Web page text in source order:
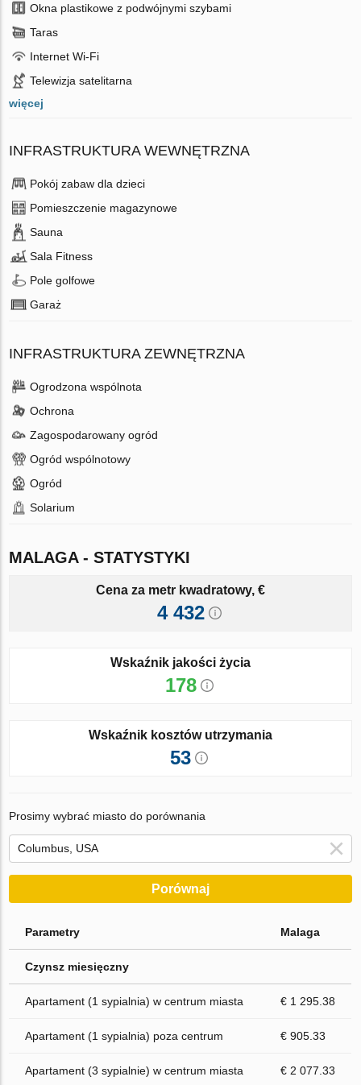
Okna plastikowe z podwójnymi szybami
Taras
Internet Wi-Fi
Telewizja satelitarna
więcej
INFRASTRUKTURA WEWNĘTRZNA
Pokój zabaw dla dzieci
Pomieszczenie magazynowe
Sauna
Sala Fitness
Pole golfowe
Garaż
INFRASTRUKTURA ZEWNĘTRZNA
Ogrodzona wspólnota
Ochrona
Zagospodarowany ogród
Ogród wspólnotowy
Ogród
Solarium
MALAGA - STATYSTYKI
Cena za metr kwadratowy, €
4 432
Wskaźnik jakości życia
178
Wskaźnik kosztów utrzymania
53
Prosimy wybrać miasto do porównania
Porównaj
Parametry Malaga
Czynsz miesięczny
Apartament (1 sypialnia) w centrum miasta € 1 295.38
Apartament (1 sypialnia) poza centrum € 905.33
Apartament (3 sypialnie) w centrum miasta € 2 077.33